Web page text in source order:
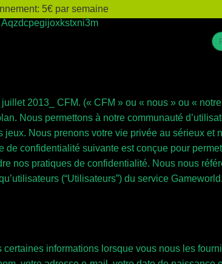
5€ par semaine
2013_ CFM. (« CFM » ou « nous » ou «
Nous permettons à notre communauté
Nous prenons votre vie privée au sérieux et
confidentialité suivante est conçue pour
nos pratiques de confidentialité. Nous nous
(“Utilisateurs”) du service
informations lorsque vous nous les